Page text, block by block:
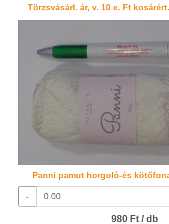
Törzsvásárl. ár, v. 10 e. Ft
Panni pamut horgoló-és
-
980 Ft / db